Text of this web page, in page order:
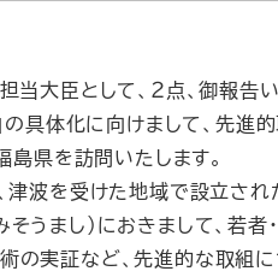
大臣として、２点、御報告い
具体化に向けまして、先進
島県を訪問いたします。
津波を受けた地域で設立され
うまし）におきまして、若者
の実証など、先進的な取組